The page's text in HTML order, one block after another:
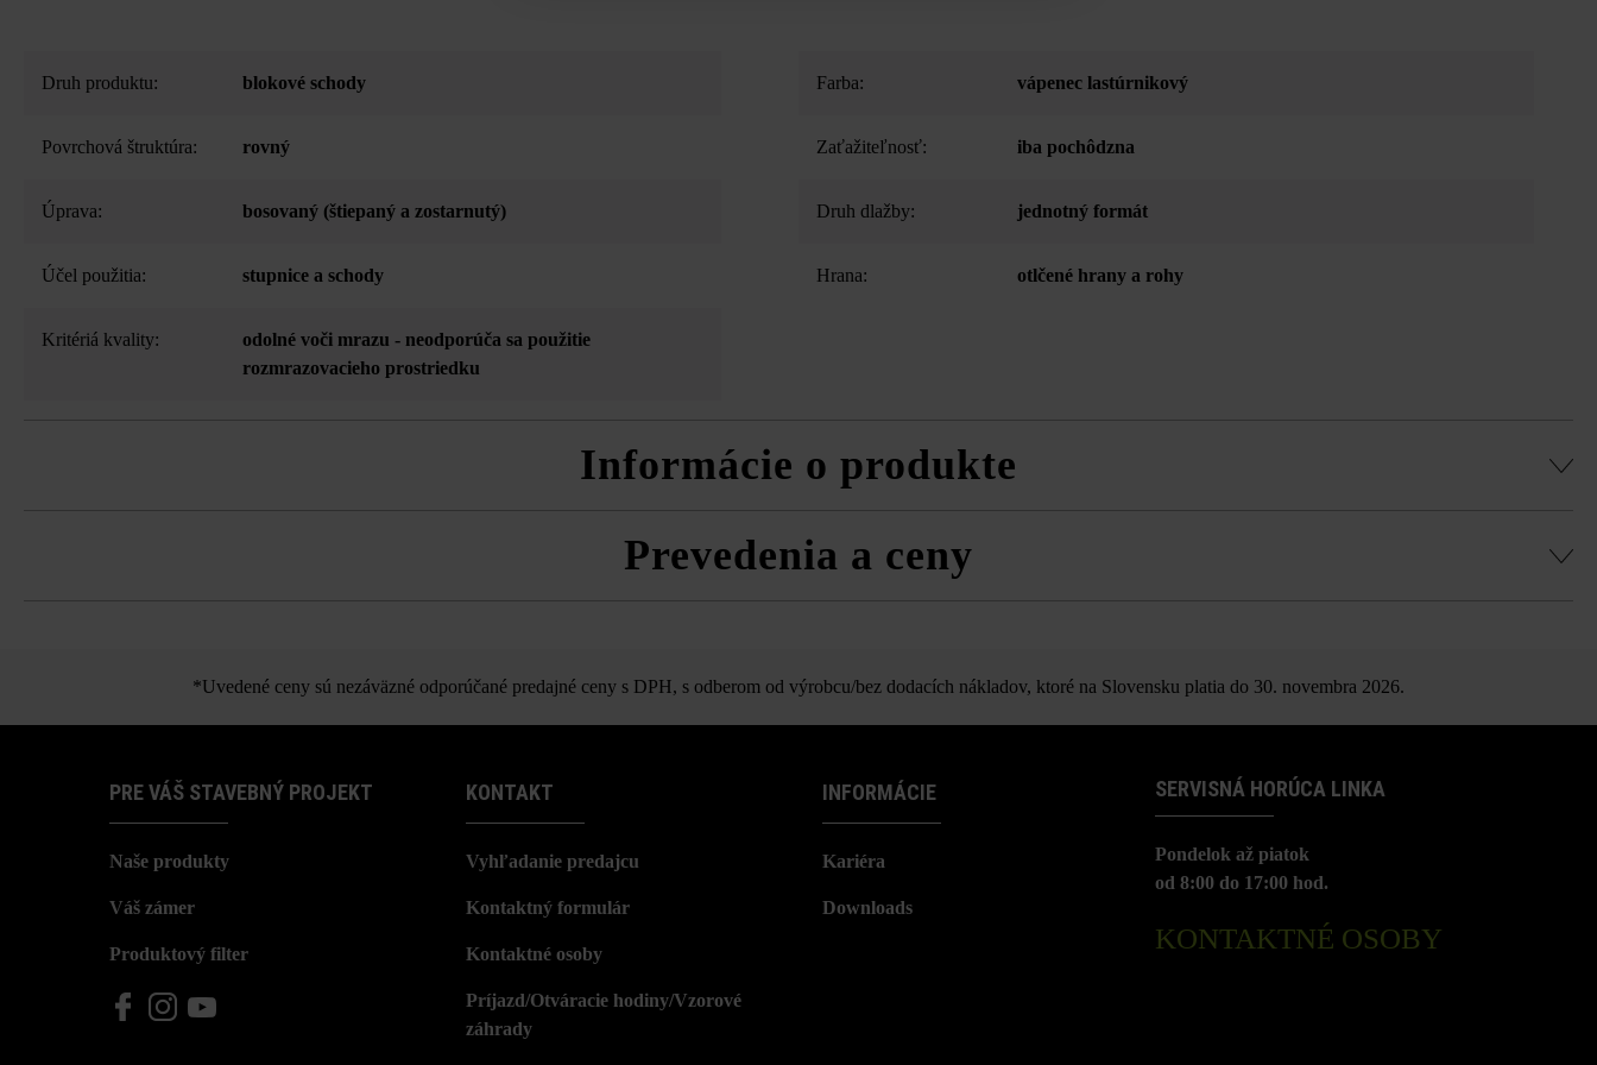
Druh produktu: blokové schody Farba: vápenec lastúrnikový
Povrchová štruktúra: rovný Zaťažiteľnosť: iba pochôdzna
Úprava: bosovaný (štiepaný a zostarnutý) Druh dlažby: jednotný formát
Účel použitia: stupnice a schody Hrana: otlčené hrany a rohy
Kritériá kvality:
odolné voči mrazu - neodporúča sa použitie
rozmrazovacieho prostriedku
Informácie o produkte
Prevedenia a ceny
*Uvedené ceny sú nezáväzné odporúčané predajné ceny s DPH, s odberom od výrobcu/bez dodacích nákladov, ktoré na Slovensku platia do 30. novembra 2026.
PRE VÁŠ STAVEBNÝ PROJEKT
Naše produkty
Váš zámer
Produktový filter
KONTAKT
Vyhľadanie predajcu
Kontaktný formulár
Kontaktné osoby
Príjazd/Otváracie hodiny/Vzorové
záhrady
INFORMÁCIE
Kariéra
Downloads
SERVISNÁ HORÚCA LINKA
Pondelok až piatok
od 8:00 do 17:00 hod.
KONTAKTNÉ OSOBY